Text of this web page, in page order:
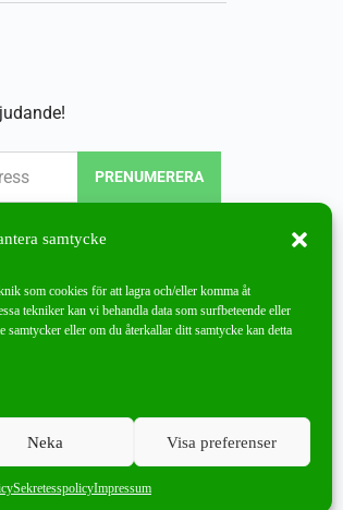
samtycke
som cookies för att lagra och/eller komma åt
tekniker kan vi behandla data som surfbeteende eller
eller om du återkallar ditt samtycke kan detta
Neka Visa preferenser
SekretesspolicyImpressum
PRENUMERERA